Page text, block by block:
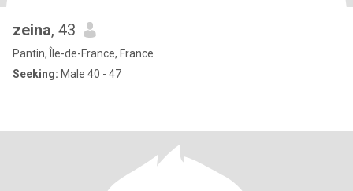
zeina, 43
Pantin, Île-de-France, France
Seeking: Male 40 - 47